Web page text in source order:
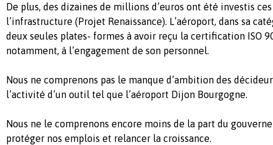
De plus, des dizaines de millions d’euros ont été investis
l’infrastructure (Projet Renaissance). L’aéroport, dans sa
deux seules plates- formes à avoir reçu la certification ISO
notamment, à l’engagement de son personnel.
Nous ne comprenons pas le manque d’ambition des
l’activité d’un outil tel que l’aéroport Dijon Bourgogne.
Nous ne le comprenons encore moins de la part du
protéger nos emplois et relancer la croissance.